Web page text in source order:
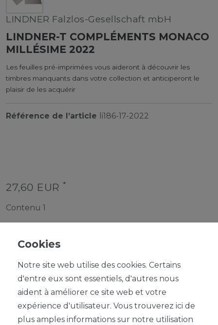
LINDNER Falzlos-Gesellschaft mbH
LINDNER-T COMPLÉMENTS MONACO
MILLÉSIME 2022
Les feuilles pré-imprimées vous aideront à découvrir les
timbres manquants dans votre collection et anticiperont le
plaisir de les acquérir
Référence de l’article li186-17-2022
27,60 EUR *
Contenu 1
Cookies
Notre site web utilise des cookies. Certains
d'entre eux sont essentiels, d'autres nous
aident à améliorer ce site web et votre
expérience d'utilisateur. Vous trouverez ici de
plus amples informations sur notre utilisation